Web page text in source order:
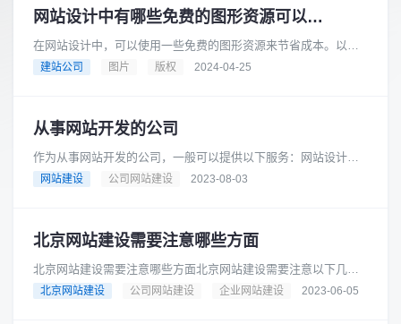
网站设计中有哪些免费的图形资源可以用于商业目的
在网站设计中，可以使用一些免费的图形资源来节省成本。以下
是一些提供免费图形资源的网站，它们都可以用于商业目的：
建站公司 图片 版权 2024-04-25
从事网站开发的公司
作为从事网站开发的公司，一般可以提供以下服务：网站设计与
开发：根据客户需求，设计和建立符合其品牌形象和目标的网
网站建设 公司网站建设 2023-08-03
北京网站建设需要注意哪些方面
北京网站建设需要注意哪些方面北京网站建设需要注意以下几个
方面：网站设计：网站设计应该简洁明了，界面美观，易于用户
北京网站建设 公司网站建设 企业网站建设 2023-06-05